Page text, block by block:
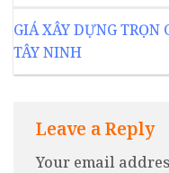
GIÁ XÂY DỰNG TRỌN
TÂY NINH
Leave a Reply
Your email